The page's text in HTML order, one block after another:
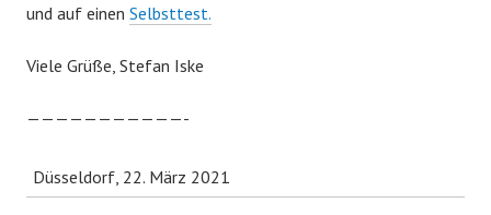
und auf einen Selbsttest.
Viele Grüße, Stefan Iske
———————————-
Düsseldorf, 22. März 2021